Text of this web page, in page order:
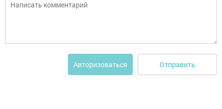
Авторизоваться Отправить